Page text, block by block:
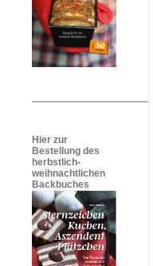
Hier zur
Bestellung des
herbstlich-
weihnachtlichen
Backbuches